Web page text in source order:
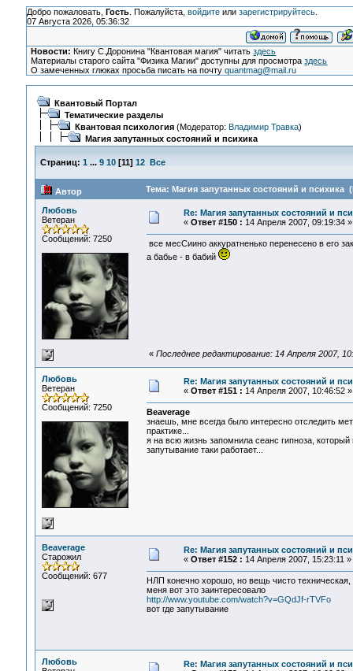
Добро пожаловать, Гость. Пожалуйста, войдитеили зарегистрируйтесь.
07 Августа 2026, 05:36:32
Новости: Книгу С.Доронина "Квантовая магия" читатьздесь
Материалы старого сайта "Физика Магии" доступны для просмотраздесь
О замеченных глюках просьба писать на почтуquantmag@mail.ru
Квантовый Портал
Тематические разделы
Квантовая психология(Модератор: Владимир Травка)
Магия запутанных состояний и психика
Страниц: 1 ... 9 10[11] 12 Все
Автор Тема: Магия запутанных состояний и психика
Любовь
Ветеран
Сообщений: 7250
Re: Магия запутанных состояний и
« Ответ #150 : 14 Апреля 2007, 09:19:34 »
все месСиино аккуратненько перенесено в его
а бабье - в бабий
« Последнее редактирование: 14 Апреля 2007,
Любовь
Ветеран
Сообщений: 7250
Re: Магия запутанных состояний и
« Ответ #151 : 14 Апреля 2007, 10:46:52 »
Beaverage
знаешь, мне всегда было интересно отследить
практике...
я на всю жизнь запомнила сеанс гипноза,
запутывание таки работает...
Beaverage
Старожил
Сообщений: 677
Re: Магия запутанных состояний и
« Ответ #152 : 14 Апреля 2007, 15:23:11 »
НЛП конечно хорошо, но вещь чисто
меня вот это заинтересовало
http://www.youtube.com/watch?v=GQdJf-rTVFo
вот где запутывание
Любовь
Re: Магия запутанных состояний и